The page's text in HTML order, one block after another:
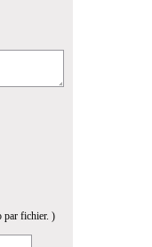
par fichier. )